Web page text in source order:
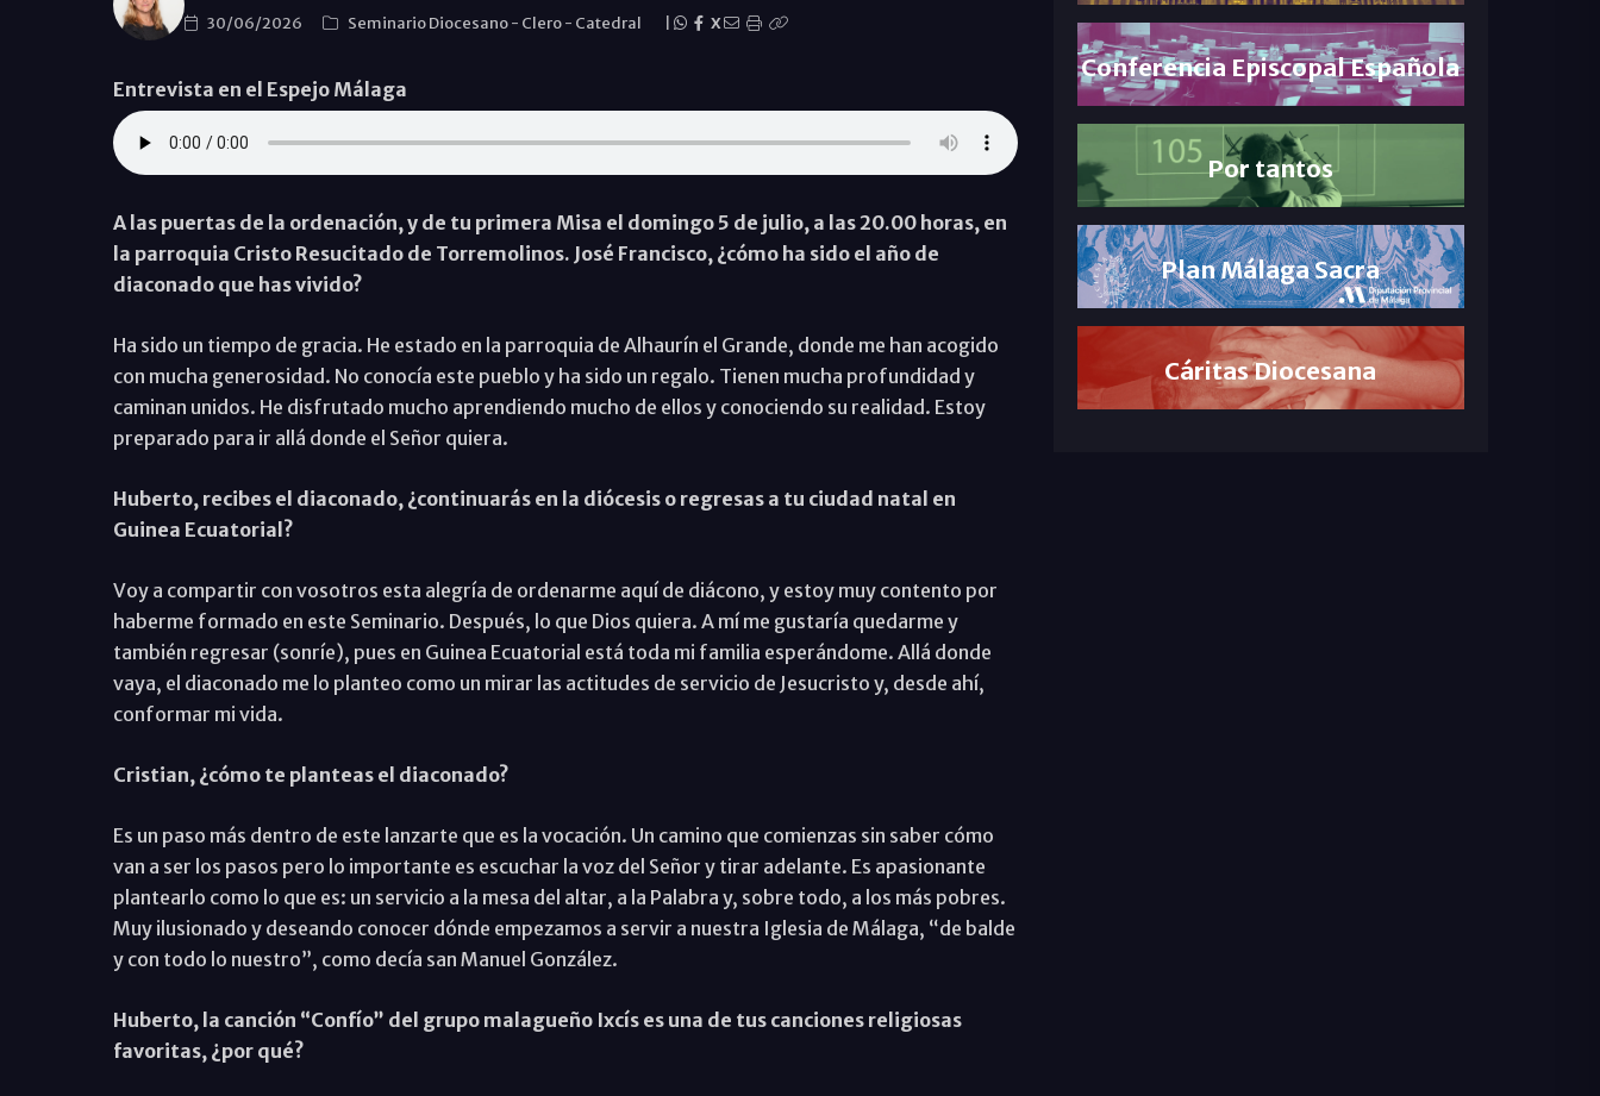
30/06/2026 Seminario Diocesano- Clero- Catedral X
Entrevista en el Espejo Málaga
A las puertas de la ordenación, y de tu primera Misa el domingo 5 de julio, a las 20.00 horas, en
la parroquia Cristo Resucitado de Torremolinos. José Francisco, ¿cómo ha sido el año de
diaconado que has vivido?
Ha sido un tiempo de gracia. He estado en la parroquia de Alhaurín el Grande, donde me han acogido
con mucha generosidad. No conocía este pueblo y ha sido un regalo. Tienen mucha profundidad y
caminan unidos. He disfrutado mucho aprendiendo mucho de ellos y conociendo su realidad. Estoy
preparado para ir allá donde el Señor quiera.
Huberto, recibes el diaconado, ¿continuarás en la diócesis o regresas a tu ciudad natal en
Guinea Ecuatorial?
Voy a compartir con vosotros esta alegría de ordenarme aquí de diácono, y estoy muy contento por
haberme formado en este Seminario. Después, lo que Dios quiera. A mí me gustaría quedarme y
también regresar (sonríe), pues en Guinea Ecuatorial está toda mi familia esperándome. Allá donde
vaya, el diaconado me lo planteo como un mirar las actitudes de servicio de Jesucristo y, desde ahí,
conformar mi vida.
Cristian, ¿cómo te planteas el diaconado?
Es un paso más dentro de este lanzarte que es la vocación. Un camino que comienzas sin saber cómo
van a ser los pasos pero lo importante es escuchar la voz del Señor y tirar adelante. Es apasionante
plantearlo como lo que es: un servicio a la mesa del altar, a la Palabra y, sobre todo, a los más pobres.
Muy ilusionado y deseando conocer dónde empezamos a servir a nuestra Iglesia de Málaga, “de balde
y con todo lo nuestro”, como decía san Manuel González.
Huberto, la canción “Confío” del grupo malagueño Ixcís es una de tus canciones religiosas
favoritas, ¿por qué?
Conferencia Episcopal Española
Por tantos
Plan Málaga Sacra
Cáritas Diocesana